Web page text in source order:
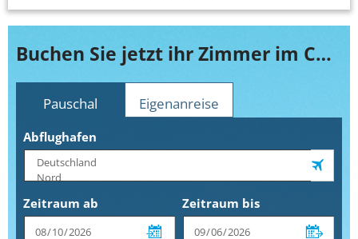
Buchen Sie jetzt ihr Zimmer im Cefalu Sea Palace
Pauschal Eigenanreise
Abflughafen
Zeitraum ab Zeitraum bis